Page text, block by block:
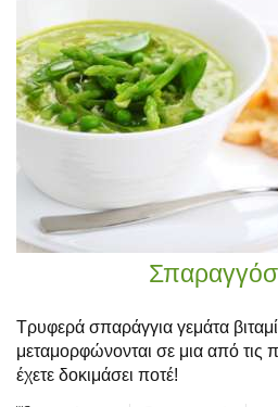
Τρυφερά σπαράγγια γεμάτα
μεταμορφώνονται σε μια από τις
έχετε δοκιμάσει ποτέ!